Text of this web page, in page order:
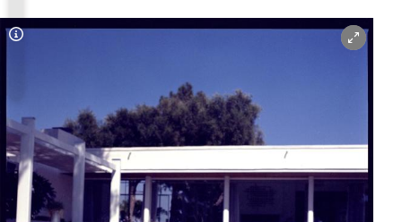
Copyright-Hinweis öffnen/schließen